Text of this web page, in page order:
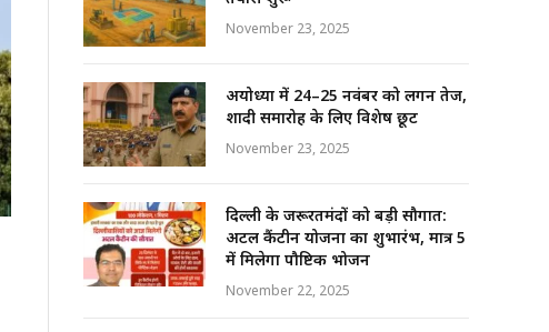
November 23, 2025
अयोध्या में 24–25 नवंबर को लगन तेज,
शादी समारोह के लिए विशेष छूट
November 23, 2025
दिल्ली के जरूरतमंदों को बड़ी सौगात:
अटल कैंटीन योजना का शुभारंभ, मात्र ₹5
में मिलेगा पौष्टिक भोजन
November 22, 2025